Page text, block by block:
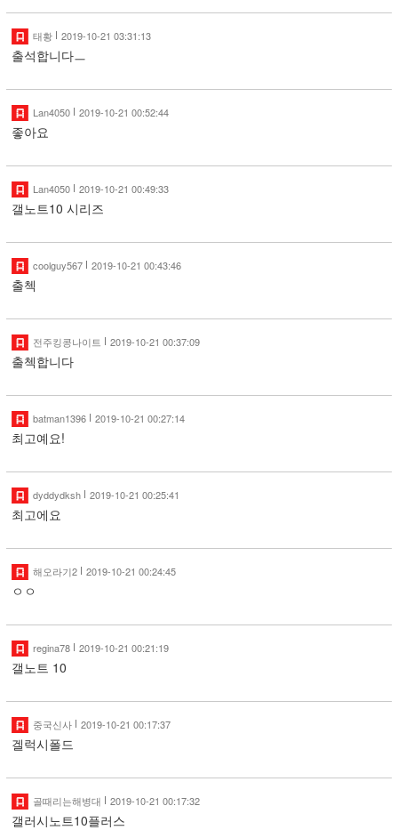
태황 2019-10-21 03:31:13
출석합니다ㅡ
Lan4050 2019-10-21 00:52:44
좋아요
Lan4050 2019-10-21 00:49:33
갤노트10 시리즈
coolguy567 2019-10-21 00:43:46
출첵
전주킹콩나이트 2019-10-21 00:37:09
출첵합니다
batman1396 2019-10-21 00:27:14
최고예요!
dyddydksh 2019-10-21 00:25:41
최고에요
해오라기2 2019-10-21 00:24:45
ㅇㅇ
regina78 2019-10-21 00:21:19
갤노트 10
중국신사 2019-10-21 00:17:37
겔럭시폴드
골때리는해병대 2019-10-21 00:17:32
갤러시노트10플러스